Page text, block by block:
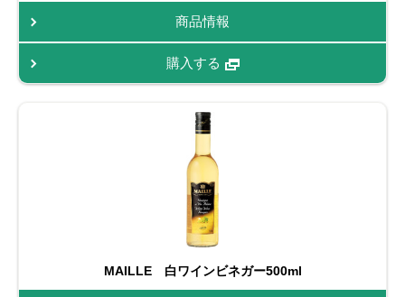
商品情報
購入する
MAILLE 白ワインビネガー500ml